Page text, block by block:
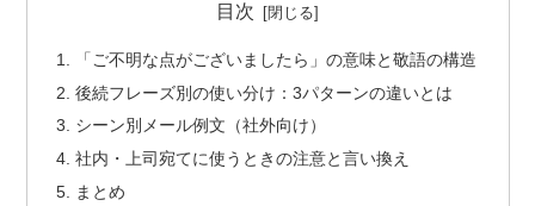
目次
「ご不明な点がございましたら」の意味と敬語の構造
後続フレーズ別の使い分け：3パターンの違いとは
シーン別メール例文（社外向け）
社内・上司宛てに使うときの注意と言い換え
まとめ